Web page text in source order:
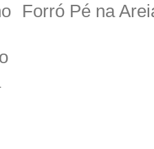
Forró Pé na